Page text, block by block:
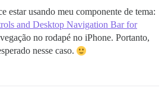
estar usando meu componente de tema:
and Desktop Navigation Bar for
no rodapé no iPhone. Portanto,
nesse caso.